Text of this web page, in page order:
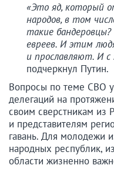
«Это яд, который
народов, в том
такие
евреев. И этим
и прославляют. И
подчеркнул Путин.
Вопросы по теме СВО
делегаций на
своим сверстникам из
и представителям
гавань. Для молодежи
народных республик,
области жизненно